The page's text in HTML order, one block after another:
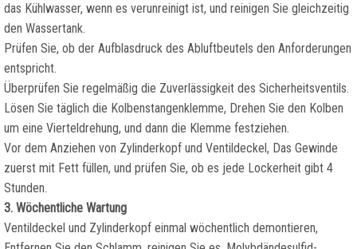
das Kühlwasser, wenn es verunreinigt ist, und reinigen Sie gleichzeitig
den Wassertank.
Prüfen Sie, ob der Aufblasdruck des Abluftbeutels den Anforderungen
entspricht.
Überprüfen Sie regelmäßig die Zuverlässigkeit des Sicherheitsventils.
Lösen Sie täglich die Kolbenstangenklemme, Drehen Sie den Kolben
um eine Vierteldrehung, und dann die Klemme festziehen.
Vor dem Anziehen von Zylinderkopf und Ventildeckel, Das Gewinde
zuerst mit Fett füllen, und prüfen Sie, ob es jede Lockerheit gibt 4
Stunden.
3. Wöchentliche Wartung
Ventildeckel und Zylinderkopf einmal wöchentlich demontieren,